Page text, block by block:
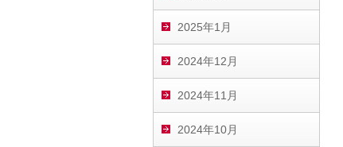
2025年1月
2024年12月
2024年11月
2024年10月